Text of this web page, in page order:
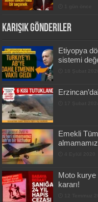
Karışık Gönderiler
Etiyopya
sistemi
Emekli
Moto kurye
kararı!